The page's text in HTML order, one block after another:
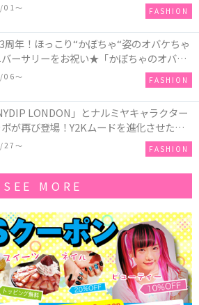
ーズ』50周年アニバーサリーイヤー』を
〜 FASHION
年！ほっこり“かぼちゃ“姿のオバケちゃ
ーサリーをお祝い★「かぼちゃのオバケ
サリー」が新発売！Q-pot CAFE.では
ゃのオバケーキプレート」も登場
〜 FASHION
LONDON」とナルミヤキャラクター
が再び登場！Y2Kムードを進化させた新
ョンを発売♪
〜 FASHION
SEE MORE